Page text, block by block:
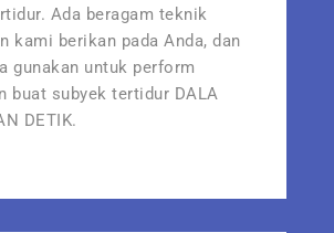
Ada beragam teknik
kami berikan pada Anda, dan
gunakan untuk perform
buat subyek tertidur DALA
DETIK.